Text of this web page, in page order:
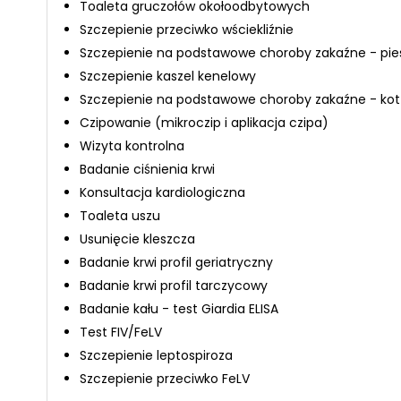
Toaleta gruczołów okołoodbytowych
Szczepienie przeciwko wściekliźnie
Szczepienie na podstawowe choroby zakaźne -
Szczepienie kaszel kenelowy
Szczepienie na podstawowe choroby zakaźne - kot
Czipowanie (mikroczip i aplikacja czipa)
Wizyta kontrolna
Badanie ciśnienia krwi
Konsultacja kardiologiczna
Toaleta uszu
Usunięcie kleszcza
Badanie krwi profil geriatryczny
Badanie krwi profil tarczycowy
Badanie kału - test Giardia ELISA
Test FIV/FeLV
Szczepienie leptospiroza
Szczepienie przeciwko FeLV